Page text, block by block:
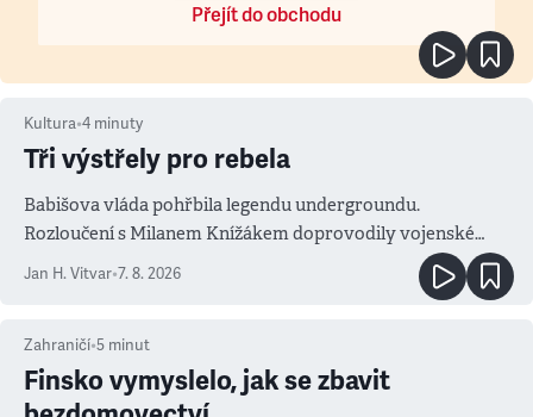
Přejít do obchodu
Kultura•4 minuty
Tři výstřely pro rebela
Babišova vláda pohřbila legendu undergroundu.
Rozloučení s Milanem Knížákem doprovodily vojenské
salvy i kritika pokrokářů
Jan H. Vitvar•7. 8. 2026
Zahraničí•5 minut
Finsko vymyslelo, jak se zbavit